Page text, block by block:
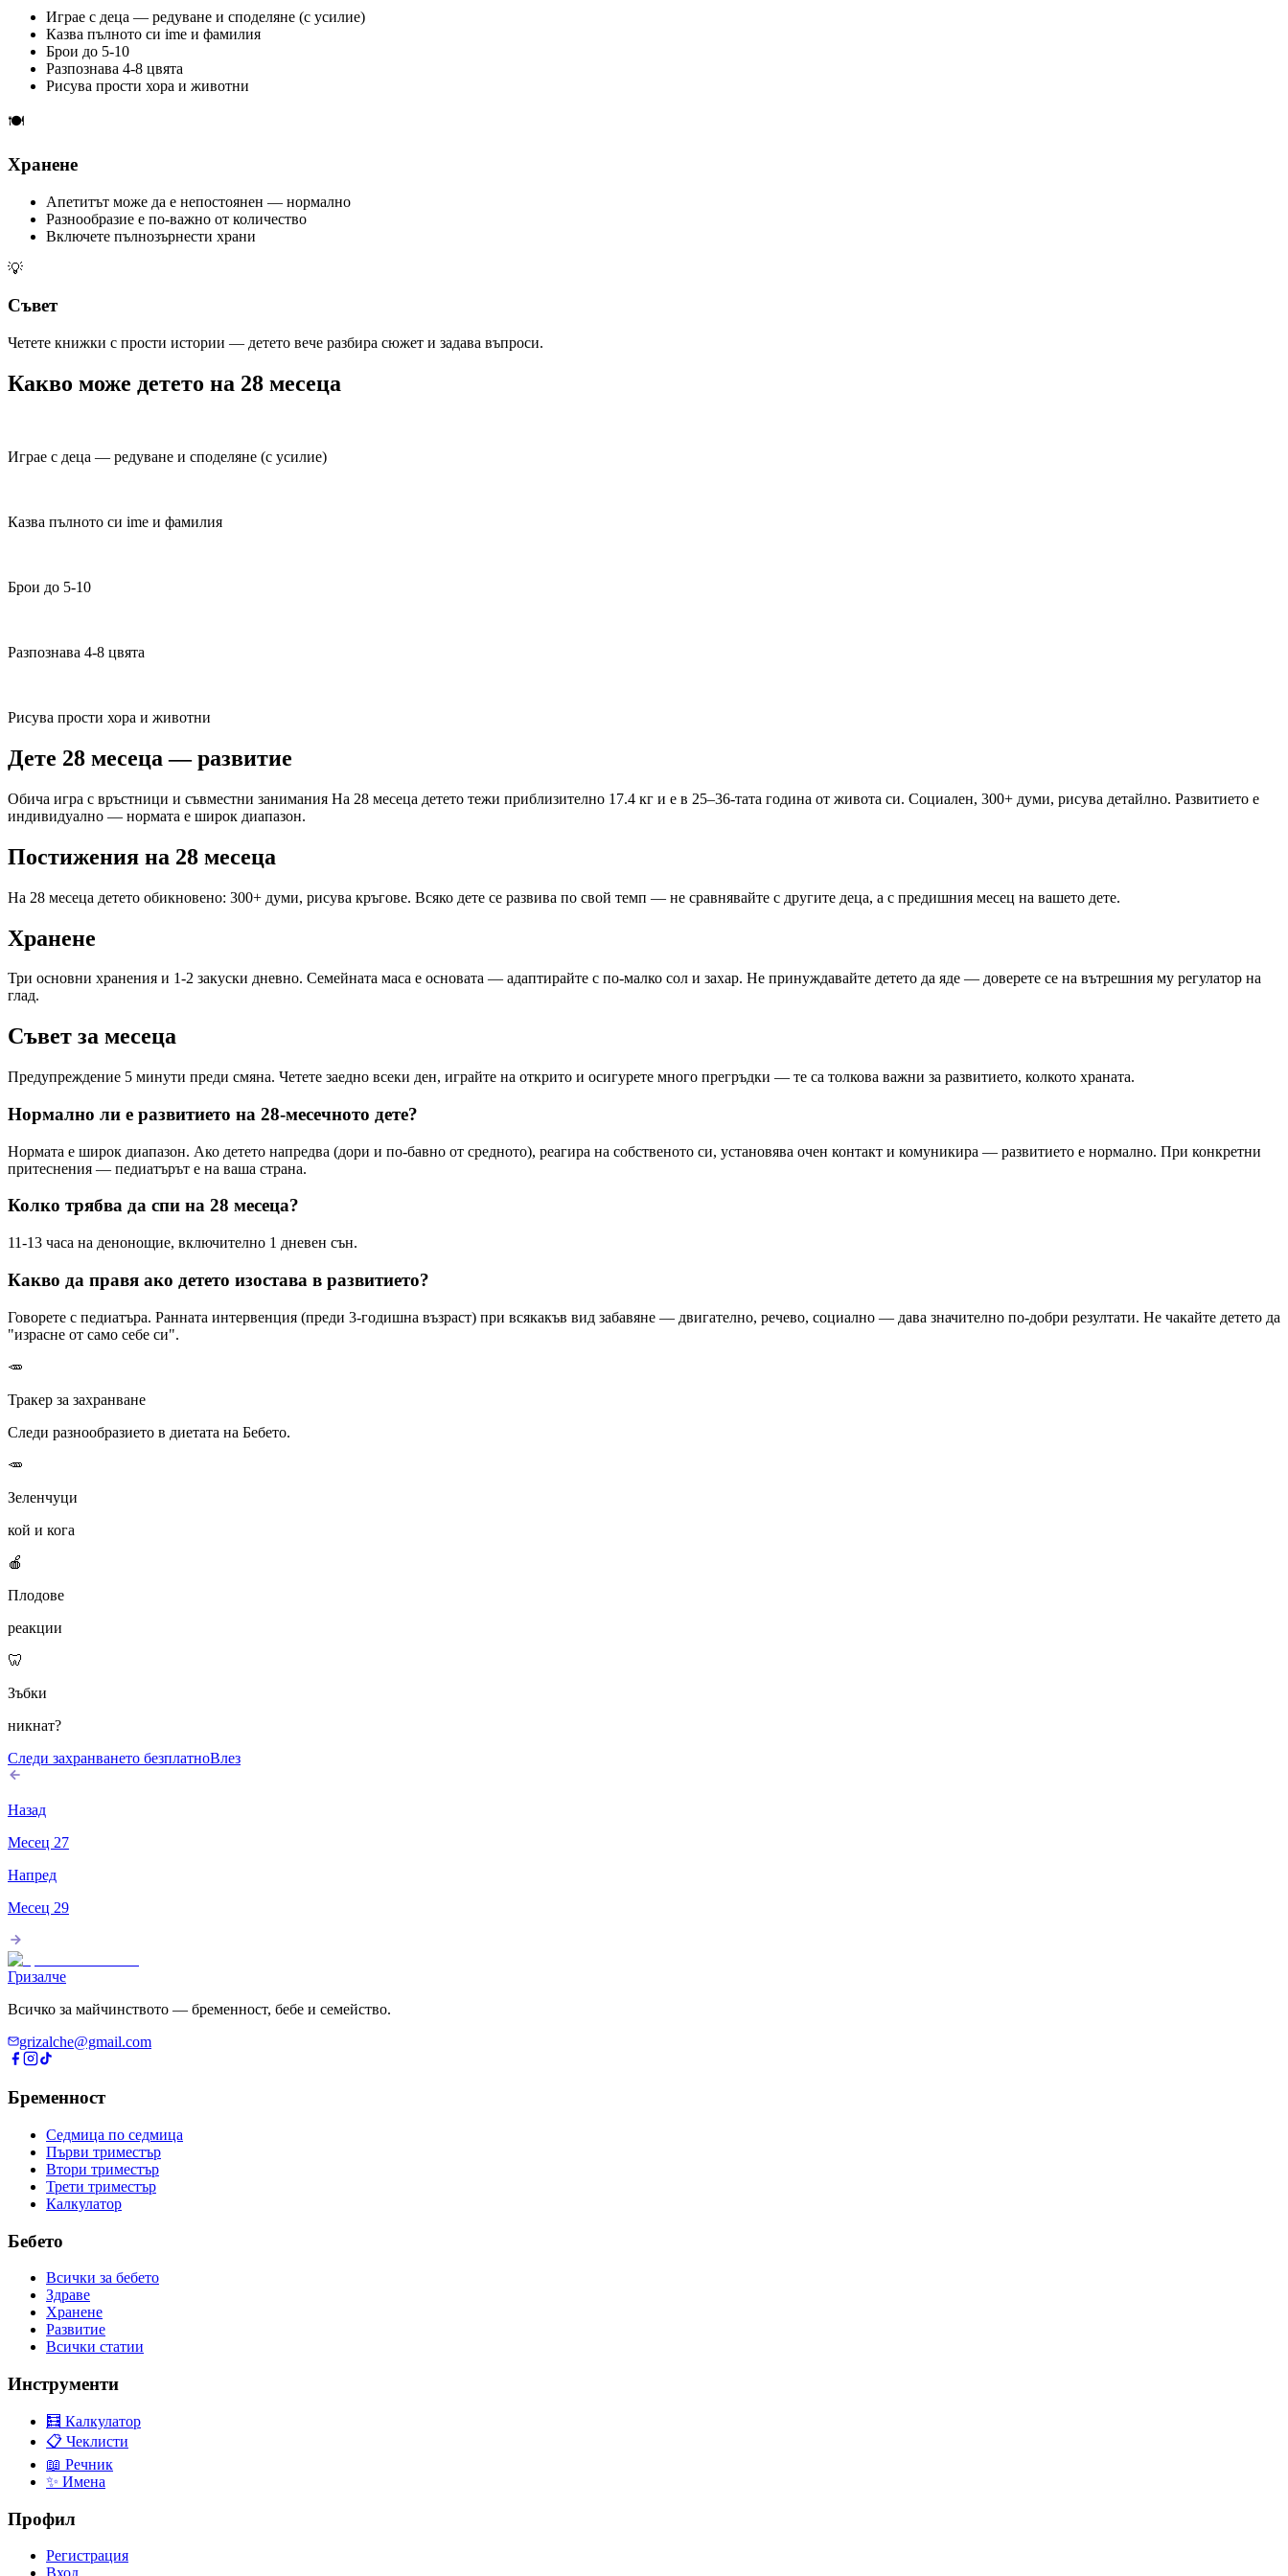
Играе с деца — редуване и споделяне (с усилие)
Казва пълното си ime и фамилия
Брои до 5-10
Разпознава 4-8 цвята
Рисува прости хора и животни
🍽️
Хранене
Апетитът може да е непостоянен — нормално
Разнообразие е по-важно от количество
Включете пълнозърнести храни
💡
Съвет
Четете книжки с прости истории — детето вече разбира сюжет и задава въпроси.
Какво може детето на 28 месеца
Играе с деца — редуване и споделяне (с усилие)
Казва пълното си ime и фамилия
Брои до 5-10
Разпознава 4-8 цвята
Рисува прости хора и животни
Дете 28 месеца — развитие
Обича игра с връстници и съвместни занимания На 28 месеца детето тежи приблизително 17.4 кг и е в 25–36-тата година от живота си. Социален, 300+ думи, рисува детайлно. Развитието е
индивидуално — нормата е широк диапазон.
Постижения на 28 месеца
На 28 месеца детето обикновено: 300+ думи, рисува кръгове. Всяко дете се развива по свой темп — не сравнявайте с другите деца, а с предишния месец на вашето дете.
Хранене
Три основни хранения и 1-2 закуски дневно. Семейната маса е основата — адаптирайте с по-малко сол и захар. Не принуждавайте детето да яде — доверете се на вътрешния му регулатор на
глад.
Съвет за месеца
Предупреждение 5 минути преди смяна. Четете заедно всеки ден, играйте на открито и осигурете много прегръдки — те са толкова важни за развитието, колкото храната.
Нормално ли е развитието на 28-месечното дете?
Нормата е широк диапазон. Ако детето напредва (дори и по-бавно от средното), реагира на собственото си, установява очен контакт и комуникира — развитието е нормално. При конкретни
притеснения — педиатърът е на ваша страна.
Колко трябва да спи на 28 месеца?
11-13 часа на денонощие, включително 1 дневен сън.
Какво да правя ако детето изостава в развитието?
Говорете с педиатъра. Ранната интервенция (преди 3-годишна възраст) при всякакъв вид забавяне — двигателно, речево, социално — дава значително по-добри резултати. Не чакайте детето да
"израсне от само себе си".
🥕
Тракер за захранване
Следи разнообразието в диетата на Бебето.
🥕
Зеленчуци
кой и кога
🍎
Плодове
реакции
🦷
Зъбки
никнат?
Следи захранването безплатноВлез
Назад
Месец 27
Напред
Месец 29
Гризалче
Всичко за майчинството — бременност, бебе и семейство.
grizalche@gmail.com
Бременност
Седмица по седмица
Първи триместър
Втори триместър
Трети триместър
Калкулатор
Бебето
Всички за бебето
Здраве
Хранене
Развитие
Всички статии
Инструменти
🧮 Калкулатор
📋 Чеклисти
📖 Речник
✨ Имена
Профил
Регистрация